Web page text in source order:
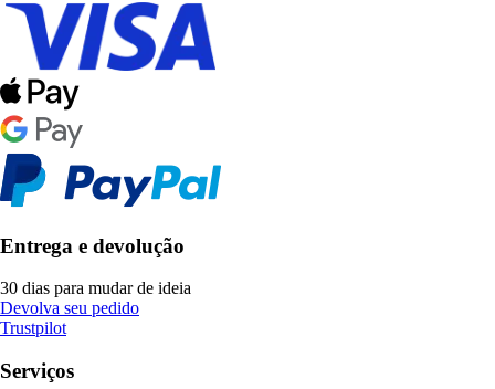
Entrega e devolução
30 dias para mudar de ideia
Devolva seu pedido
Trustpilot
Serviços